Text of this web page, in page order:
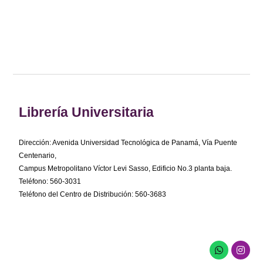
Librería Universitaria
Dirección: Avenida Universidad Tecnológica de Panamá, Vía Puente
Centenario,
Campus Metropolitano Víctor Levi Sasso, Edificio No.3 planta baja.
Teléfono: 560-3031
Teléfono del Centro de Distribución: 560-3683
W
h
I
n